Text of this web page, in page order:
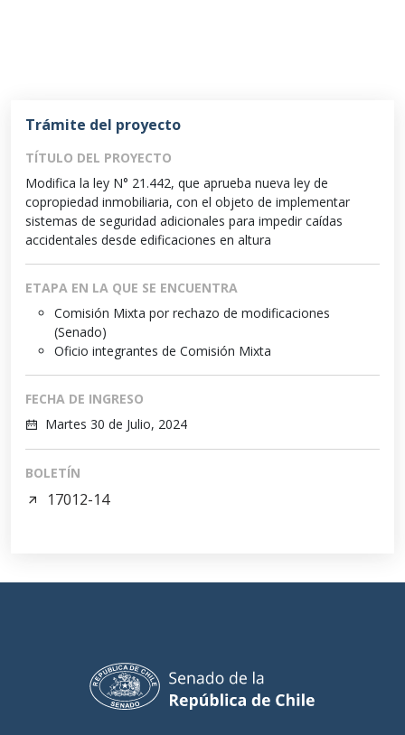
Trámite del proyecto
TÍTULO DEL PROYECTO
Modifica la ley N° 21.442, que aprueba nueva ley de
copropiedad inmobiliaria, con el objeto de implementar
sistemas de seguridad adicionales para impedir caídas
accidentales desde edificaciones en altura
ETAPA EN LA QUE SE ENCUENTRA
Comisión Mixta por rechazo de modificaciones
(Senado)
Oficio integrantes de Comisión Mixta
FECHA DE INGRESO
Martes 30 de Julio, 2024
BOLETÍN
17012-14